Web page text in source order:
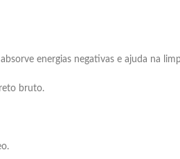
energias negativas e ajuda na
bruto.